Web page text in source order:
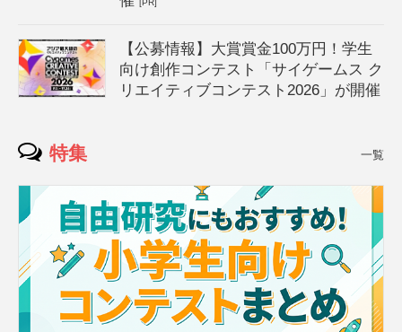
[PR]
【公募情報】大賞賞金100万円！学生
向け創作コンテスト「サイゲームス ク
リエイティブコンテスト2026」が開催
特集 一覧